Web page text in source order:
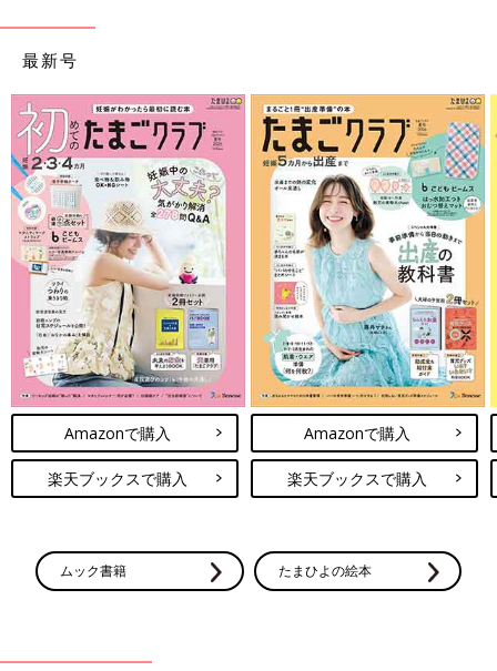
最新号
Amazonで購入
楽天ブックスで購入
Amazonで購入
楽天ブックスで購入
ムック書籍 たまひよの絵本